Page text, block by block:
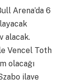
Arena’da 6
alacak.
Vencel Toth
olacağı
ilave